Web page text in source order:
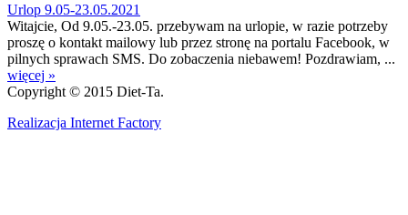
Urlop 9.05-23.05.2021
Witajcie, Od 9.05.-23.05. przebywam na urlopie, w razie potrzeby
proszę o kontakt mailowy lub przez stronę na portalu Facebook, w
pilnych sprawach SMS. Do zobaczenia niebawem! Pozdrawiam, ...
więcej »
Copyright © 2015 Diet-Ta.
Realizacja Internet Factory